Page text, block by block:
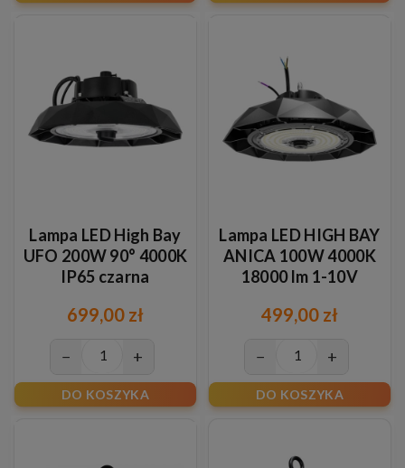
Lampa LED High Bay
UFO 200W 90° 4000K
IP65 czarna
699,00 zł
− +
DO KOSZYKA
Lampa LED HIGH BAY
ANICA 100W 4000K
18000 lm 1-10V
499,00 zł
− +
DO KOSZYKA